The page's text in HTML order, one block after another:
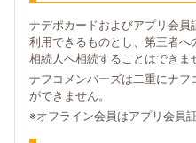
ナデポカードおよびアプリ会
利用できるものとし、第三者へ
相続人へ相続することはできま
ナフコメンバーズは二重にナフ
ができません。
※オフライン会員はアプリ会員